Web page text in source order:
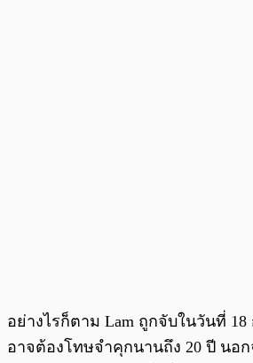
อย่างไรก็ตาม Lam ถูกจับในวันที่ 18
อาจต้องโทษจำคุกนานถึง 20 ปี นอ